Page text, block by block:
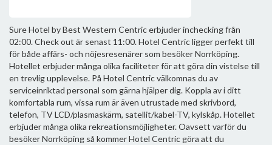
Sure Hotel by Best Western Centric erbjuder inchecking från
02:00. Check out är senast 11:00. Hotel Centric ligger perfekt till
för både affärs- och nöjesresenärer som besöker Norrköping.
Hotellet erbjuder många olika faciliteter för att göra din vistelse till
en trevlig upplevelse. På Hotel Centric välkomnas du av
serviceinriktad personal som gärna hjälper dig. Koppla av i ditt
komfortabla rum, vissa rum är även utrustade med skrivbord,
telefon, TV LCD/plasmaskärm, satellit/kabel-TV, kylskåp. Hotellet
erbjuder många olika rekreationsmöjligheter. Oavsett varför du
besöker Norrköping så kommer Hotel Centric göra att du